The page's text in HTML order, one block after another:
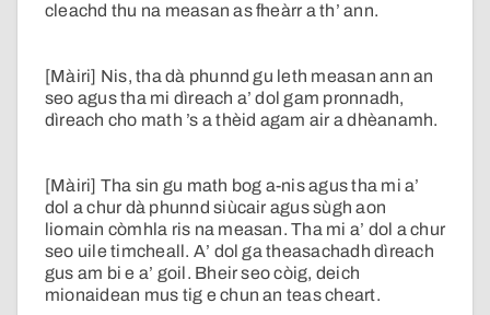
cleachd thu na measan as fheàrr a th’ ann.
[Màiri] Nis, tha dà phunnd gu leth measan ann an
seo agus tha mi dìreach a’ dol gam pronnadh,
dìreach cho math ’s a thèid agam air a dhèanamh.
[Màiri] Tha sin gu math bog a-nis agus tha mi a’
dol a chur dà phunnd siùcair agus sùgh aon
liomain còmhla ris na measan. Tha mi a’ dol a chur
seo uile timcheall. A’ dol ga theasachadh dìreach
gus am bi e a’ goil. Bheir seo còig, deich
mionaidean mus tig e chun an teas cheart.